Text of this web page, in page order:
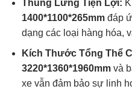
Thùng Lửng Tiện Lợi:
1400*1100*265mmđáp
dạng các loại hàng hóa,
Kích Thước Tổng Thể
3220*1360*1960mmvà
xe vẫn đảm bảo sự linh